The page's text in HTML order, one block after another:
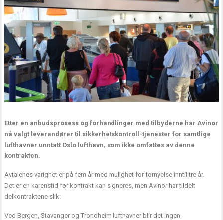
Etter en anbudsprosess og forhandlinger med tilbyderne har Avinor
nå valgt leverandører til sikkerhetskontroll-tjenester for samtlige
lufthavner unntatt Oslo lufthavn, som ikke omfattes av denne
kontrakten.
Avtalenes varighet er på fem år med mulighet for fornyelse inntil tre år.
Det er en karenstid før kontrakt kan signeres, men Avinor har tildelt
delkontraktene slik:
Ved Bergen, Stavanger og Trondheim lufthavner blir det ingen